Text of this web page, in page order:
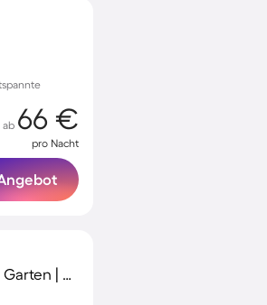
ab 66 €
pro Nacht
Großzügiges Ferienhaus mit Terrasse und Garten | Gartenblick | Strand in der Nähe | Ideal für Homeoffice